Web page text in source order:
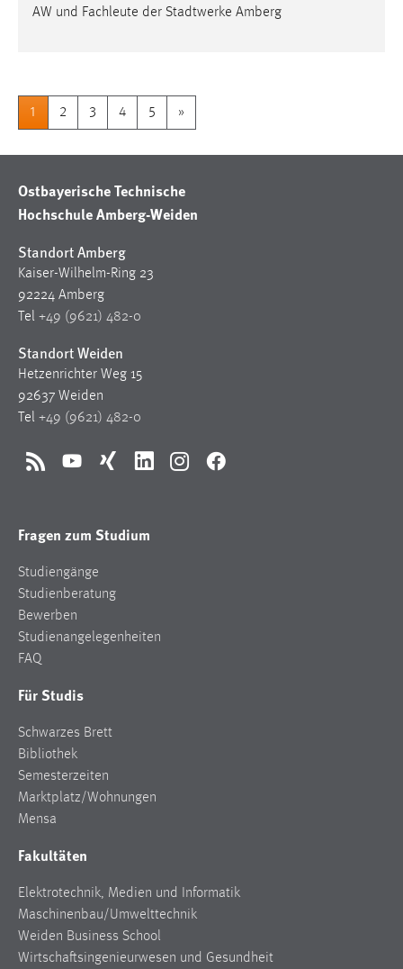
AW und Fachleute der Stadtwerke Amberg
1 2 3 4 5 »
Ostbayerische Technische
Hochschule Amberg-Weiden
Standort Amberg
Kaiser-Wilhelm-Ring 23
92224 Amberg
Tel +49 (9621) 482-0
Standort Weiden
Hetzenrichter Weg 15
92637 Weiden
Tel +49 (9621) 482-0
RSS YouTubeXing LinkedInInstagramFacebook
Fragen zum Studium
Studiengänge
Studienberatung
Bewerben
Studienangelegenheiten
FAQ
Für Studis
Schwarzes Brett
Bibliothek
Semesterzeiten
Marktplatz/Wohnungen
Mensa
Fakultäten
Elektrotechnik, Medien und Informatik
Maschinenbau/Umwelttechnik
Weiden Business School
Wirtschaftsingenieurwesen und Gesundheit